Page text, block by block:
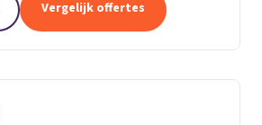
Vergelijk offertes